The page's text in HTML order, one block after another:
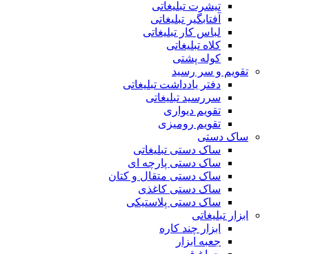
تیشرت تبلیغاتی
آفتابگیر تبلیغاتی
لباس کار تبلیغاتی
کلاه تبلیغاتی
کوله پشتی
تقویم و سر رسید
دفتر یادداشت تبلیغاتی
سررسید تبلیغاتی
تقویم دیواری
تقویم رومیزی
ساک دستی
ساک دستی تبلیغاتی
ساک دستی پارچه ای
ساک دستی متقال و کتان
ساک دستی کاغذی
ساک دستی پلاستیکی
ابزار تبلیغاتی
ابزار چند کاره
جعبه ابزار